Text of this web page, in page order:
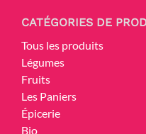
CATÉGORIES DE
Tous les produits
Légumes
Fruits
Les Paniers
Épicerie
Bio